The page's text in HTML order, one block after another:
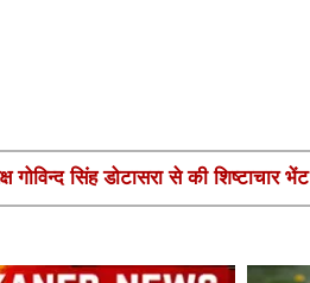
सिंह डोटासरा से की शिष्टाचार भेंट